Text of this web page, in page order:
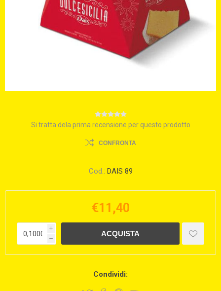
Si tratta dela prima recensione per questo prodotto
CONFRONTA
Cod.: DAIS 89
€11,40
i
h
Condividi: